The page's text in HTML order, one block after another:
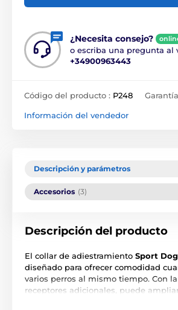
¿Necesita consejo?
o escriba una pregunta al
+34900963443
Código del producto : P248
Información del vendedor
Descripción y parámetros
Accesorios (3)
Descripción del producto
El collar de adiestramiento Sport
diseñado para ofrecer comodidad
varios perros al mismo tiempo. Con
receptores adicionales, puede